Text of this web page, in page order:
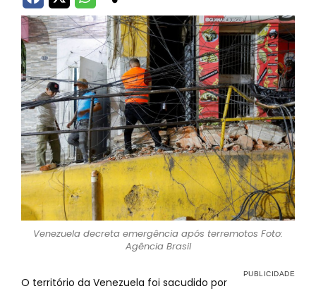
Venezuela decreta emergência após terremotos Foto:
Agência Brasil
O território da Venezuela foi sacudido por